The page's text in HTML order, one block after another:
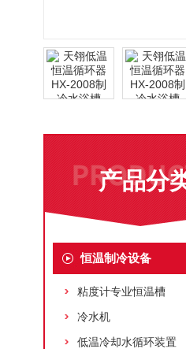
产品分
恒温制冷设备
粘度计专业恒温槽
冷水机
低温冷却水循环装置